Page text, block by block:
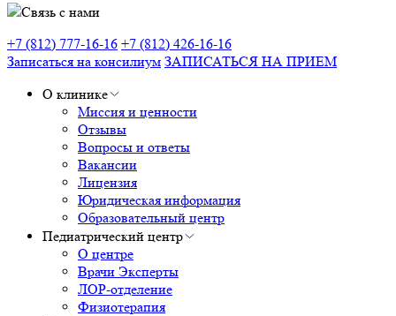
Связь с нами
+7 (812) 777-16-16 +7 (812) 426-16-16
Записаться на консилиум ЗАПИСАТЬСЯ НА ПРИЕМ
О клинике
Миссия и ценности
Отзывы
Вопросы и ответы
Вакансии
Лицензия
Юридическая информация
Образовательный центр
Педиатрический центр
О центре
Врачи Эксперты
ЛОР-отделение
Физиотерапия